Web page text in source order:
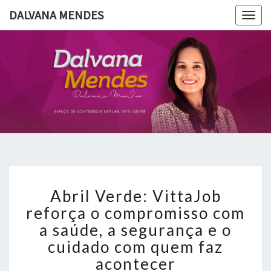
DALVANA MENDES
DALVANA
MENDES
Espaço De
Conteúdo
E Leitura
Inteligente
Verde:
VittaJob
reforça
o
compromisso
com
Abril Verde: VittaJob
reforça o compromisso com
a saúde, a segurança e o
cuidado com quem faz
acontecer